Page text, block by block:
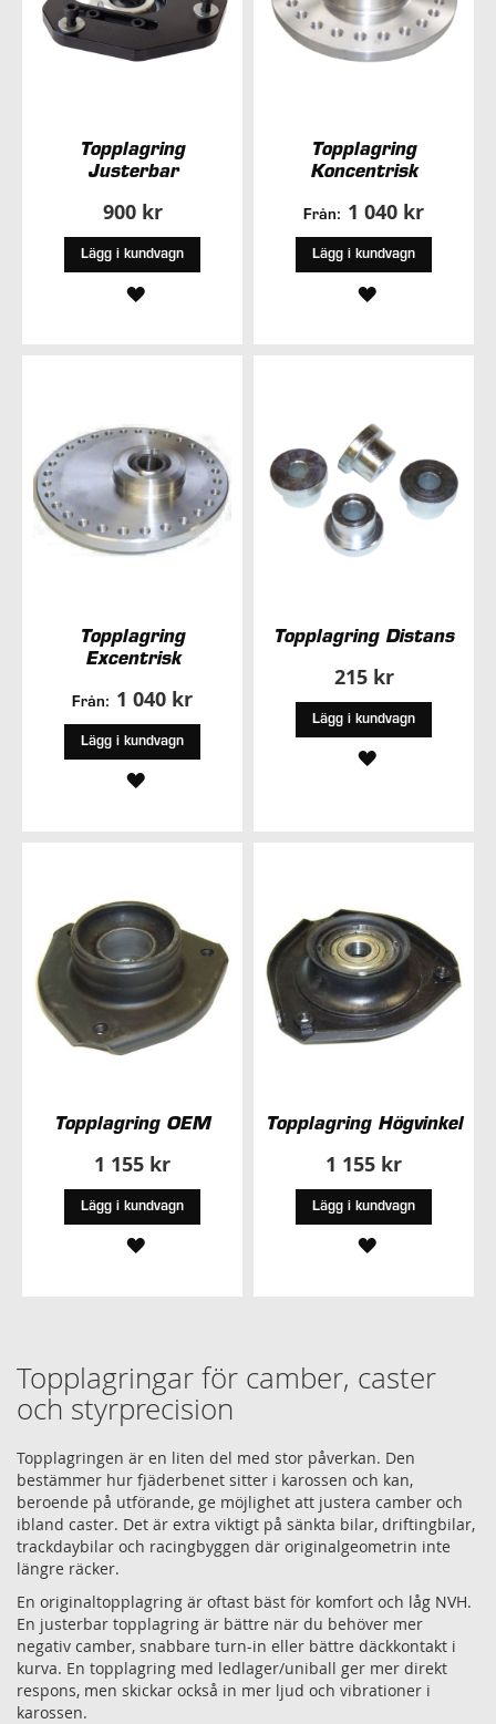
Topplagring
Justerbar
900 kr
Lägg i kundvagn
LÄGG
Topplagring
Koncentrisk
Från: 1 040 kr
Lägg i kundvagn
LÄGG
Topplagring
Excentrisk
Från: 1 040 kr
Lägg i kundvagn
LÄGG
Topplagring Distans
215 kr
Lägg i kundvagn
LÄGG
Topplagring OEM
1 155 kr
Lägg i kundvagn
LÄGG
Topplagring Högvinkel
1 155 kr
Lägg i kundvagn
LÄGG
Topplagringar för camber, caster
och styrprecision
Topplagringen är en liten del med stor påverkan. Den
bestämmer hur fjäderbenet sitter i karossen och kan,
beroende på utförande, ge möjlighet att justera camber och
ibland caster. Det är extra viktigt på sänkta bilar, driftingbilar,
trackdaybilar och racingbyggen där originalgeometrin inte
längre räcker.
En originaltopplagring är oftast bäst för komfort och låg NVH.
En justerbar topplagring är bättre när du behöver mer
negativ camber, snabbare turn-in eller bättre däckkontakt i
kurva. En topplagring med ledlager/uniball ger mer direkt
respons, men skickar också in mer ljud och vibrationer i
karossen.